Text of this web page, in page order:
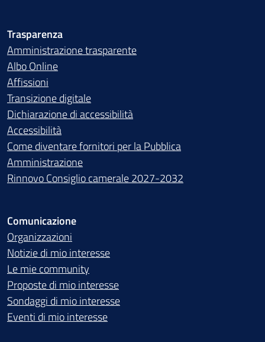
Trasparenza
Amministrazione trasparente
Albo Online
Affissioni
Transizione digitale
Dichiarazione di accessibilità
Accessibilità
Come diventare fornitori per la Pubblica
Amministrazione
Rinnovo Consiglio camerale 2027-2032
Comunicazione
Organizzazioni
Notizie di mio interesse
Le mie community
Proposte di mio interesse
Sondaggi di mio interesse
Eventi di mio interesse